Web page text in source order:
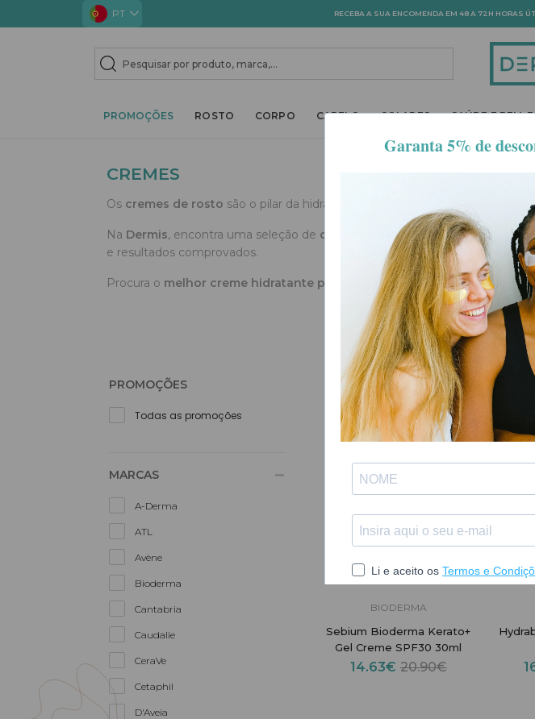
PT RECEBA A SUA ENCOMENDA EM 48 A 72H HORAS
PROMOÇÕES ROSTO TOGGLE DROPDOWN
CORPOTOGGLE DROPDOWN
CABELOTOGGLE DROPDOWN
SOLARESTOGGLE
SAÚDE E BEM-
CREMES
Os cremes de rosto são o pilar da hidratação e proteção da pele, seja qual
Na Dermis, encontra uma seleção de cremes dermatológicoseficazes,
e resultados comprovados.
Procura o melhor creme hidratante para o rosto? Temos opções como o
PROMOÇÕES
Todas as promoções
MARCAS
A-Derma
ATL
Avène
Bioderma
Cantabria
Caudalie
CeraVe
Cetaphil
D'Aveia
-30%
BIODERMA
Sebium Bioderma Kerato+
Gel Creme SPF30 30ml
14.63€ 20.90€